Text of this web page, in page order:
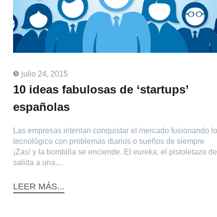
julio 24, 2015
10 ideas fabulosas de ‘startups’
españolas
Las empresas intentan conquistar el mercado fusionando lo
tecnológico con problemas diarios o sueños de siempre
¡Zas! y la bombilla se enciende. El eureka, el pistoletazo de
salida a una....
LEER MÁS...